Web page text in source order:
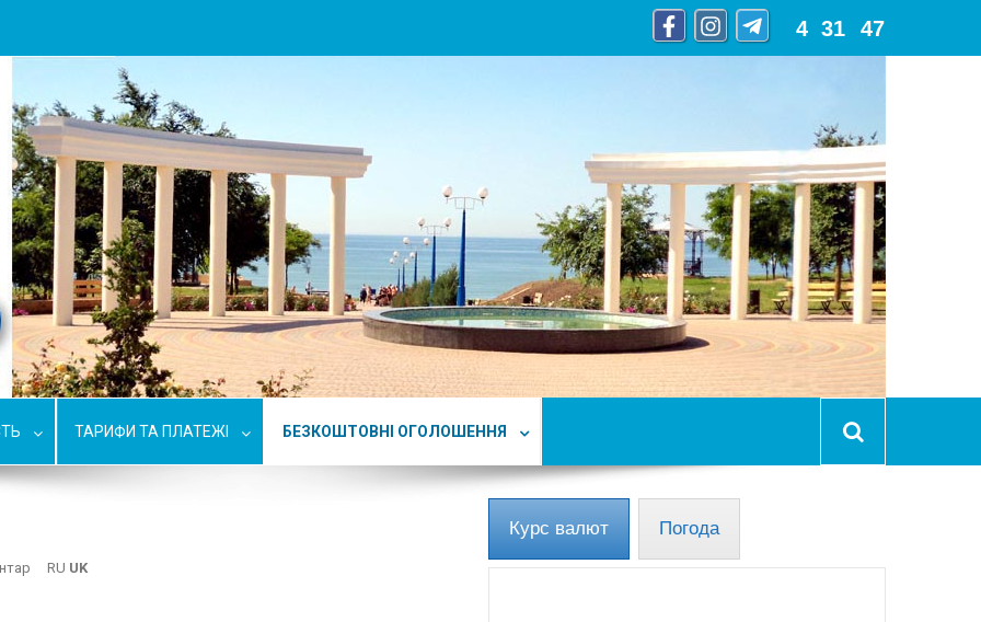
4 31 47
ТАРИФИ ТА ПЛАТЕЖІ БЕЗКОШТОВНІ ОГОЛОШЕННЯ
RU UK
Курс валют Погода